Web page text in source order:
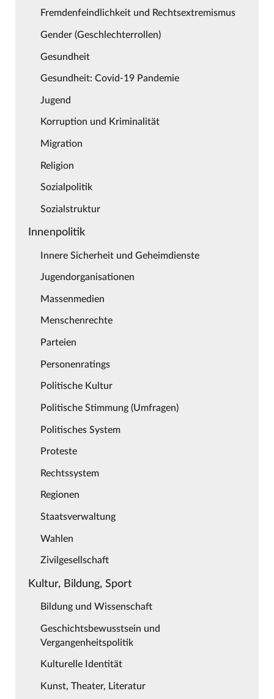
Fremdenfeindlichkeit und Rechtsextremismus
Gender (Geschlechterrollen)
Gesundheit
Gesundheit: Covid-19 Pandemie
Jugend
Korruption und Kriminalität
Migration
Religion
Sozialpolitik
Sozialstruktur
Innenpolitik
Innere Sicherheit und Geheimdienste
Jugendorganisationen
Massenmedien
Menschenrechte
Parteien
Personenratings
Politische Kultur
Politische Stimmung (Umfragen)
Politisches System
Proteste
Rechtssystem
Regionen
Staatsverwaltung
Wahlen
Zivilgesellschaft
Kultur, Bildung, Sport
Bildung und Wissenschaft
Geschichtsbewusstsein und
Vergangenheitspolitik
Kulturelle Identität
Kunst, Theater, Literatur